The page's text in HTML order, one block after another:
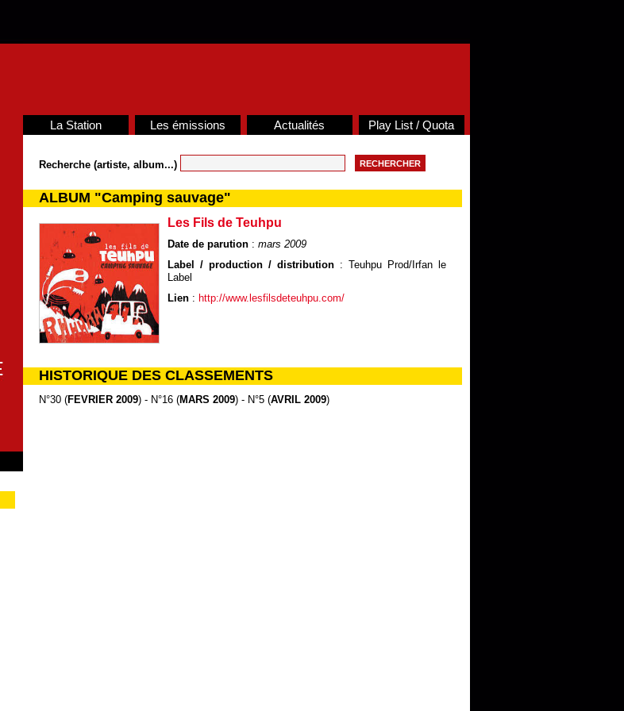
La Station Les émissions Actualités Play List / Quota
Recherche (artiste, album...)
ALBUM "Camping sauvage"
Les Fils de Teuhpu
Date de parution: mars 2009
Label / production / distribution: Teuhpu Prod/Irfan le
Label
Lien: http://www.lesfilsdeteuhpu.com/
HISTORIQUE DES CLASSEMENTS
N°30 (FEVRIER 2009) - N°16 (MARS 2009) - N°5 (AVRIL 2009)